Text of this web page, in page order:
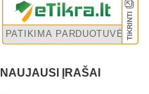
NAUJAUSI ĮRAŠAI